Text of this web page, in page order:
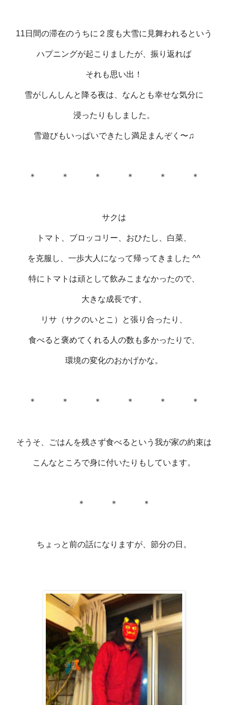
11日間の滞在のうちに２度も大雪に見舞われるという
ハプニングが起こりましたが、振り返れば
それも思い出！
雪がしんしんと降る夜は、なんとも幸せな気分に
浸ったりもしました。
雪遊びもいっぱいできたし満足まんぞく〜♫
＊ ＊ ＊ ＊ ＊ ＊
サクは
トマト、ブロッコリー、おひたし、白菜、
を克服し、一歩大人になって帰ってきました ^^
特にトマトは頑として飲みこまなかったので、
大きな成長です。
リサ（サクのいとこ）と張り合ったり、
食べると褒めてくれる人の数も多かったりで、
環境の変化のおかげかな。
＊ ＊ ＊ ＊ ＊ ＊
そうそ、ごはんを残さず食べるという我が家の約束は
こんなところで身に付いたりもしています。
＊ ＊ ＊
ちょっと前の話になりますが、節分の日。